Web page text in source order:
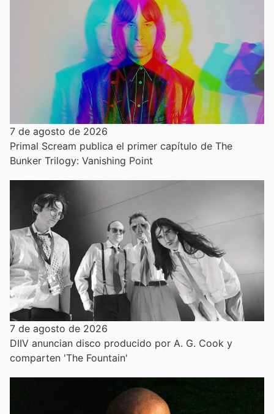
7 de agosto de 2026
Primal Scream publica el primer capítulo de The
Bunker Trilogy: Vanishing Point
7 de agosto de 2026
DIIV anuncian disco producido por A. G. Cook y
comparten 'The Fountain'